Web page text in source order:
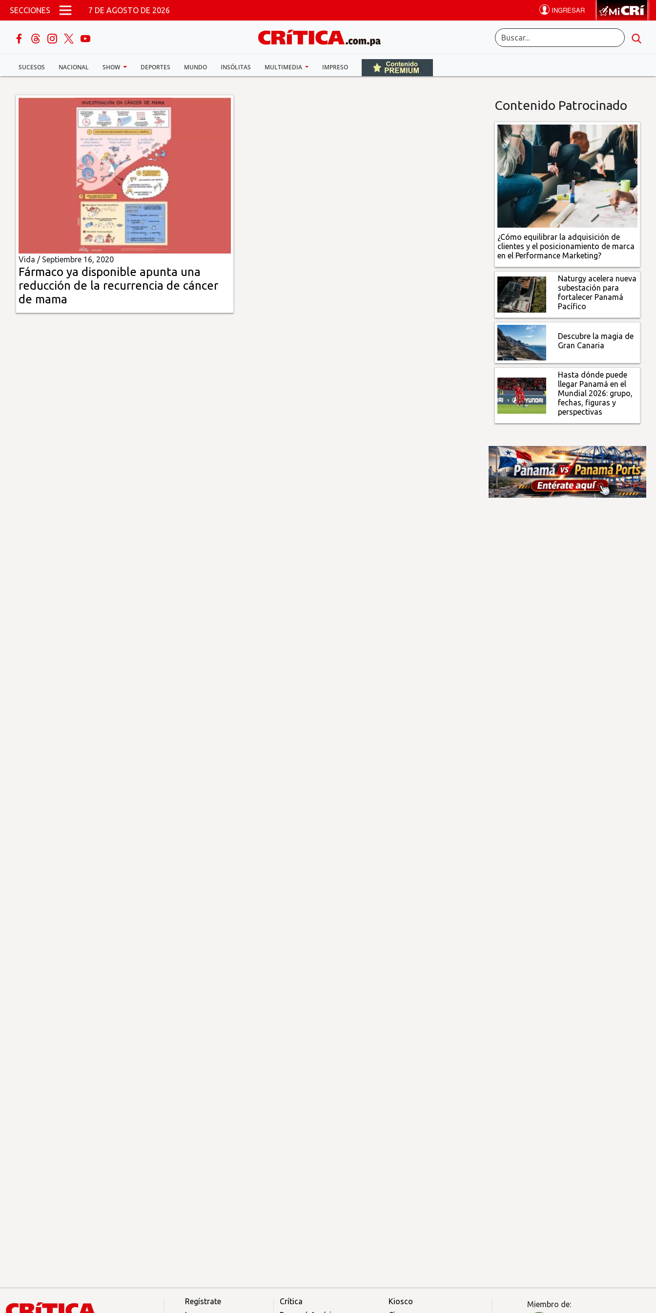
Pasar al contenido principal
SECCIONES 7 DE AGOSTO DE 2026
SUCESOS NACIONAL SHOW DEPORTES MUNDO INSÓLITAS MULTIMEDIA IMPRESO
buscar
Sucesos
Nacional
Multimedia
Impreso
Vida / Septiembre 16, 2020
Fármaco ya disponible apunta una
reducción de la recurrencia de cáncer
de mama
Contenido Patrocinado
¿Cómo equilibrar la adquisición de
clientes y el posicionamiento de marca
en el Performance Marketing?
Naturgy acelera nueva
subestación para
fortalecer Panamá
Pacífico
Descubre la magia de
Gran Canaria
Hasta dónde puede
llegar Panamá en el
Mundial 2026: grupo,
fechas, figuras y
perspectivas
Regístrate
Crítica
Kiosco
Miembro de: